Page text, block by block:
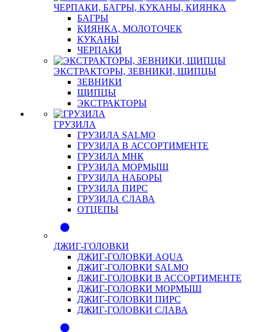
ЧЕРПАКИ, БАГРЫ, КУКАНЫ, КИЯНКА
БАГРЫ
КИЯНКА, МОЛОТОЧЕК
КУКАНЫ
ЧЕРПАКИ
ЭКСТРАКТОРЫ, ЗЕВНИКИ, ЩИПЦЫ
ЗЕВНИКИ
ЩИПЦЫ
ЭКСТРАКТОРЫ
ГРУЗИЛА
ГРУЗИЛА SALMO
ГРУЗИЛА В АССОРТИМЕНТЕ
ГРУЗИЛА МНК
ГРУЗИЛА МОРМЫШ
ГРУЗИЛА НАБОРЫ
ГРУЗИЛА ПИРС
ГРУЗИЛА СЛАВА
ОТЦЕПЫ
ДЖИГ-ГОЛОВКИ
ДЖИГ-ГОЛОВКИ AQUA
ДЖИГ-ГОЛОВКИ SALMO
ДЖИГ-ГОЛОВКИ В АССОРТИМЕНТЕ
ДЖИГ-ГОЛОВКИ МОРМЫШ
ДЖИГ-ГОЛОВКИ ПИРС
ДЖИГ-ГОЛОВКИ СЛАВА